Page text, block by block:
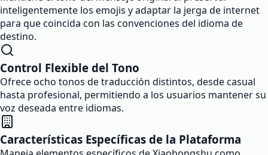
inteligentemente los emojis y adaptar la jerga de internet
para que coincida con las convenciones del idioma de
destino.
Control Flexible del Tono
Ofrece ocho tonos de traducción distintos, desde casual
hasta profesional, permitiendo a los usuarios mantener su
voz deseada entre idiomas.
Características Específicas de la Plataforma